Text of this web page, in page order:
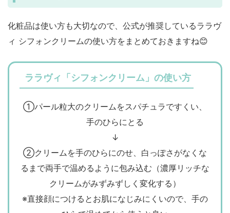
化粧品は使い方も大切なので、公式が推奨しているララヴ
ィ シフォンクリームの使い方をまとめておきますね😊
ララヴィ「シフォンクリーム」の使い方
①パール粒大のクリームをスパチュラですくい、
手のひらにとる
↓
②クリームを手のひらにのせ、白っぽさがなくな
るまで両手で温めるように包み込む（濃厚リッチな
クリームがみずみずしく変化する）
※直接顔につけるとお肌になじみにくいので、手の